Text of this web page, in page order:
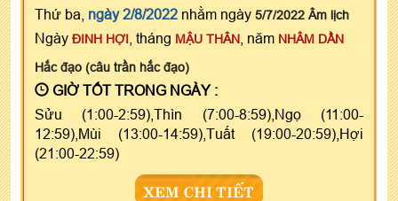
Thứ ba, ngày 2/8/2022 nhằm ngày 5/7/2022 Âm lịch
Ngày ĐINH HỢI , tháng MẬU THÂN , năm NHÂM DẦN
Hắc đạo (câu trần hắc đạo)
GIỜ TỐT TRONG NGÀY :
Sửu (1:00-2:59),Thìn (7:00-8:59),Ngọ (11:00-
12:59),Mùi (13:00-14:59),Tuất (19:00-20:59),Hợi
(21:00-22:59)
XEM CHI TIẾT